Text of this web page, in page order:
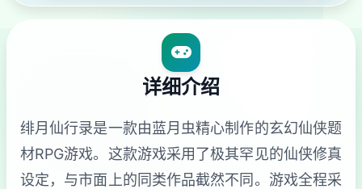
详细介绍
绯月仙行录是一款由蓝月虫精心制作的玄幻仙侠题
材RPG游戏。这款游戏采用了极其罕见的仙侠修真
设定，与市面上的同类作品截然不同。游戏全程采